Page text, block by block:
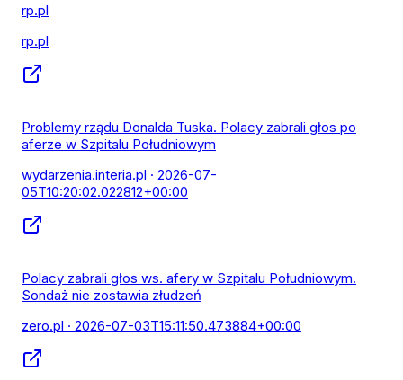
rp.pl
rp.pl
Problemy rządu Donalda Tuska. Polacy zabrali głos po
aferze w Szpitalu Południowym
wydarzenia.interia.pl · 2026-07-
05T10:20:02.022812+00:00
Polacy zabrali głos ws. afery w Szpitalu Południowym.
Sondaż nie zostawia złudzeń
zero.pl · 2026-07-03T15:11:50.473884+00:00